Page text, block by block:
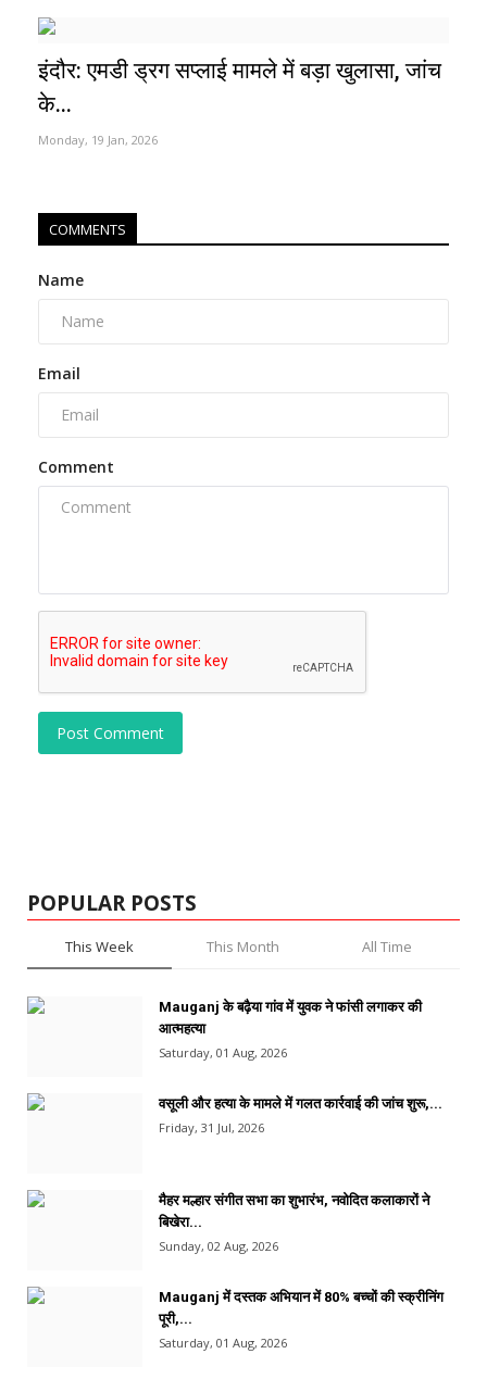
इंदौर: एमडी ड्रग सप्लाई मामले में बड़ा खुलासा, जांच
के...
Monday, 19 Jan, 2026
COMMENTS
Name
Email
Comment
Post Comment
POPULAR POSTS
This Week This Month All Time
Mauganj के बढ़ैया गांव में युवक ने फांसी लगाकर की
आत्महत्या
Saturday, 01 Aug, 2026
वसूली और हत्या के मामले में गलत कार्रवाई की जांच शुरू,...
Friday, 31 Jul, 2026
मैहर मल्हार संगीत सभा का शुभारंभ, नवोदित कलाकारों ने
बिखेरा...
Sunday, 02 Aug, 2026
Mauganj में दस्तक अभियान में 80% बच्चों की स्क्रीनिंग
पूरी,...
Saturday, 01 Aug, 2026